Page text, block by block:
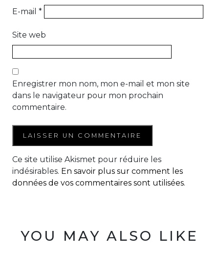
E-mail *
Site web
Enregistrer mon nom, mon e-mail et mon site
dans le navigateur pour mon prochain
commentaire.
Ce site utilise Akismet pour réduire les
indésirables. En savoir plus sur comment les
données de vos commentaires sont utilisées.
YOU MAY ALSO LIKE